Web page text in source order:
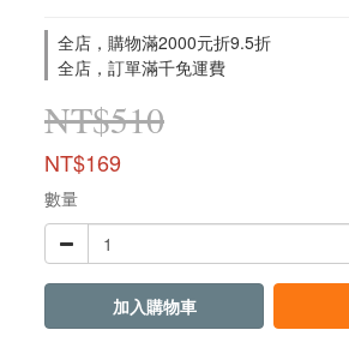
全店，購物滿2000元折9.5折
全店，訂單滿千免運費
NT$510
NT$169
數量
加入購物車